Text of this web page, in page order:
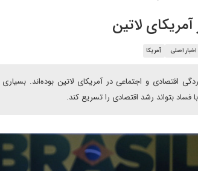
لاتین
اخبار اصلی آمریکا
اقتصادی و اجتماعی در آمریکای لاتین بوده‌اند. بسیاری
بتواند رشد اقتصادی را تسریع کند.